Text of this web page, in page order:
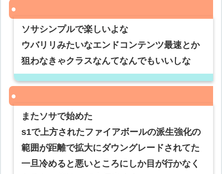
ソサシンプルで楽しいよな
ウバリリみたいなエンドコンテンツ最速とか
狙わなきゃクラスなんてなんでもいいしな
またソサで始めた
s1で上方されたファイアボールの派生強化の
範囲が距離で拡大にダウングレードされてた
一旦冷めると悪いところにしか目が行かなく